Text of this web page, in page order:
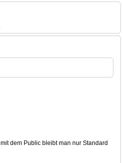
dem Public bleibt man nur Standard